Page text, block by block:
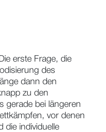
erste Frage, die
des
dann den
zu den
gerade bei längeren
vor denen
die individuelle